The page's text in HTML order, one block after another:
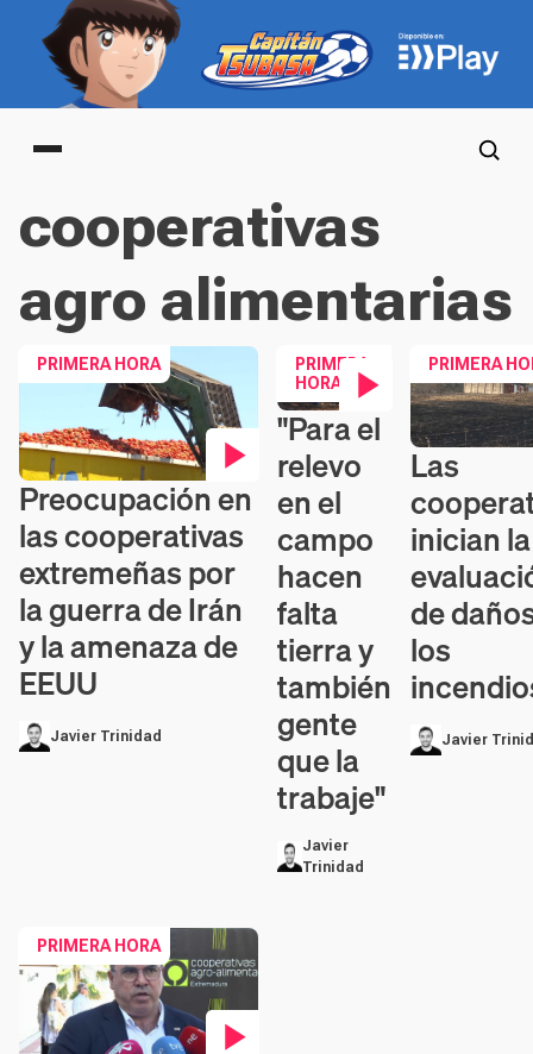
Main menu
cooperativas
agro alimentarias
PRIMERA HORA
Contenido en vídeo
Preocupación en
las cooperativas
extremeñas por
la guerra de Irán
y la amenaza de
EEUU
Javier Trinidad
PRIMERA
HORA
Contenido en vídeo
"Para el
relevo
en el
campo
hacen
falta
tierra y
también
gente
que la
trabaje"
Javier
Trinidad
PRIMERA
Contenido en
Las
inician la
de
los
Javier
PRIMERA HORA